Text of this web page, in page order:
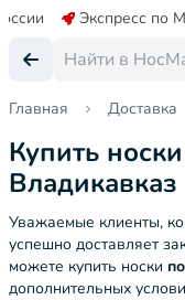
Экспресс по
Главная Доставка
Купить
Владикавказ
Уважаемые клиенты,
успешно доставляет
можете купить носки
дополнительных